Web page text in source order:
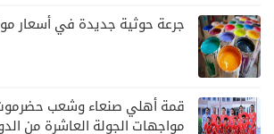
جرعة حوثية جديدة في أسعار
قمة أهلي صنعاء وشعب
مواجهات الجولة العاشرة من